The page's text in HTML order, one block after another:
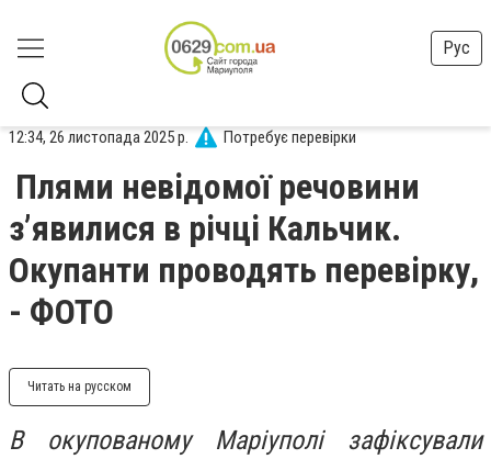
Рус
12:34, 26 листопада 2025 р. Потребує перевірки
Плями невідомої речовини
з’явилися в річці Кальчик.
Окупанти проводять перевірку,
- ФОТО
Читать на русском
В окупованому Маріуполі зафіксували